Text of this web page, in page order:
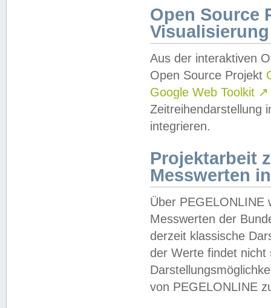
Open Source
Visualisierung
Aus der interaktiven
Open Source Projekt
Google Web Toolkit ↗
Zeitreihendarstellung
integrieren.
Projektarbeit
Messwerten
Über PEGELONLINE
Messwerten der
derzeit klassische
der Werte findet
von PEGELONLINE